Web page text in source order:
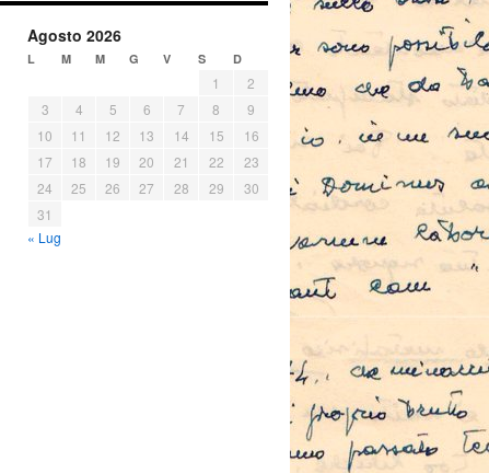
Agosto 2026
L M M G V S D
1
2
3
4 5 6 7 8
9
10
11 12 13 14 15
16
17
18 19 20 21 22
23
24
25 26 27 28 29
30
31
« Lug